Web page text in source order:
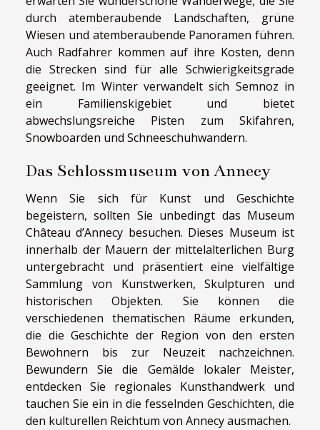
durch atemberaubende Landschaften, grüne
Wiesen und atemberaubende Panoramen führen.
Auch Radfahrer kommen auf ihre Kosten, denn
die Strecken sind für alle Schwierigkeitsgrade
geeignet. Im Winter verwandelt sich Semnoz in
ein Familienskigebiet und bietet
abwechslungsreiche Pisten zum Skifahren,
Snowboarden und Schneeschuhwandern.
Das Schlossmuseum von Annecy
Wenn Sie sich für Kunst und Geschichte
begeistern, sollten Sie unbedingt das Museum
Château d’Annecy besuchen. Dieses Museum ist
innerhalb der Mauern der mittelalterlichen Burg
untergebracht und präsentiert eine vielfältige
Sammlung von Kunstwerken, Skulpturen und
historischen Objekten. Sie können die
verschiedenen thematischen Räume erkunden,
die die Geschichte der Region von den ersten
Bewohnern bis zur Neuzeit nachzeichnen.
Bewundern Sie die Gemälde lokaler Meister,
entdecken Sie regionales Kunsthandwerk und
tauchen Sie ein in die fesselnden Geschichten, die
den kulturellen Reichtum von Annecy ausmachen.